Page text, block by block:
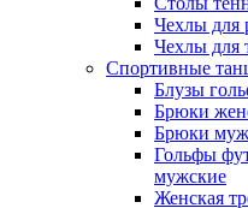
Чехлы для
Чехлы для
Спортивные
Блузы
Брюки
Брюки
Гольфы
мужские
Женская